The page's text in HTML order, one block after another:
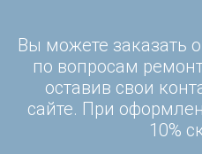
Вы можете заказать
по вопросам
оставив свои
сайте. При
10%